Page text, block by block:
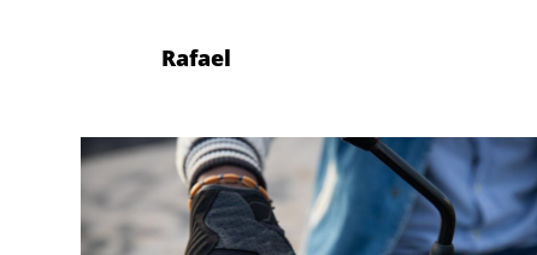
Rafael